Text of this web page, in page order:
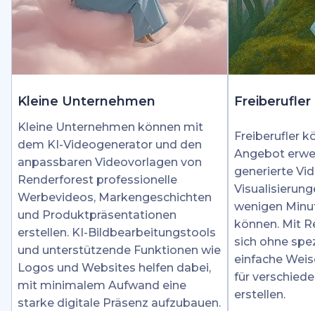
Kleine Unternehmen
Kleine Unternehmen können mit
dem KI-Videogenerator und den
anpassbaren Videovorlagen von
Renderforest professionelle
Werbevideos, Markengeschichten
und Produktpräsentationen
erstellen. KI-Bildbearbeitungstools
und unterstützende Funktionen wie
Logos und Websites helfen dabei,
mit minimalem Aufwand eine
starke digitale Präsenz aufzubauen.
Freiberufler
Freiberufler
Angebot
generierte
wenigen
können. Mit
sich ohne
einfache
für
erstellen.